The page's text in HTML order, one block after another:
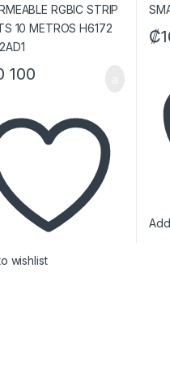
100
wishlist
₡